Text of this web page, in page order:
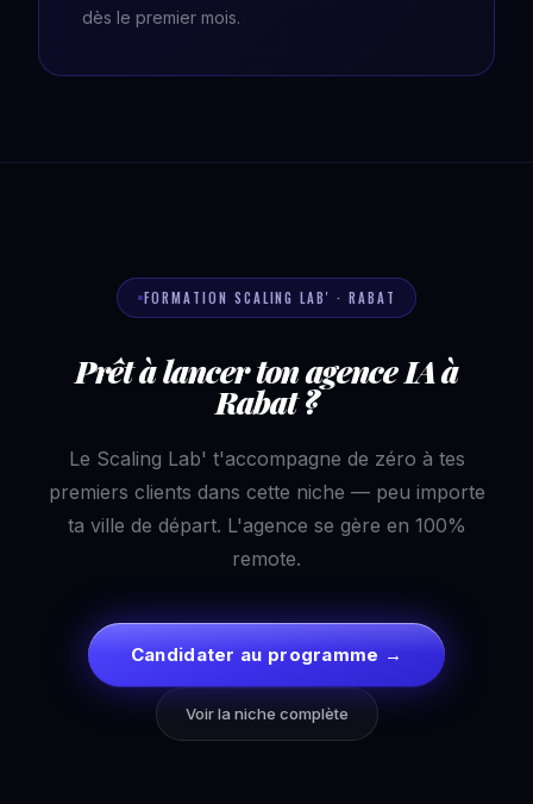
dès le premier mois.
FORMATION SCALING LAB' · RABAT
Prêt à lancer ton agence IA à
Rabat ?
Le Scaling Lab' t'accompagne de zéro à tes
premiers clients dans cette niche — peu importe
ta ville de départ. L'agence se gère en 100%
remote.
Candidater au programme →
Voir la niche complète